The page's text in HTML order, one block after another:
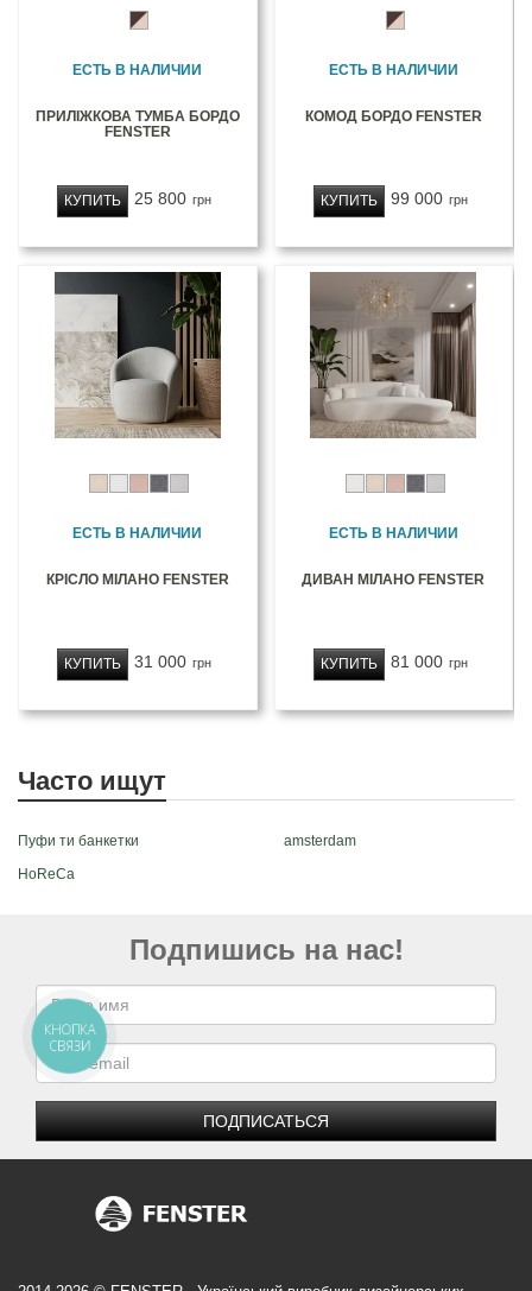
ЕСТЬ В НАЛИЧИИ
ПРИЛІЖКОВА ТУМБА БОРДО
FENSTER
25 800 грн
КУПИТЬ
ЕСТЬ В НАЛИЧИИ
КОМОД БОРДО FENSTER
99 000 грн
КУПИТЬ
ЕСТЬ В НАЛИЧИИ
КРІСЛО МІЛАНО FENSTER
31 000 грн
КУПИТЬ
ЕСТЬ В НАЛИЧИИ
ДИВАН МІЛАНО FENSTER
81 000 грн
КУПИТЬ
Часто ищут
Пуфи ти банкетки
amsterdam
HoReCa
Подпишись на нас!
ПОДПИСАТЬСЯ
КНОПКА
СВЯЗИ